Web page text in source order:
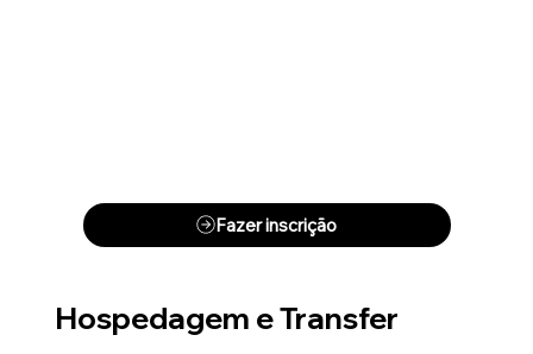
Hospedagem e Transfer
Fazer inscrição